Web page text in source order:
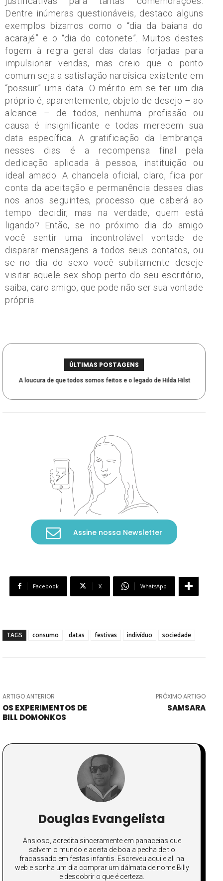
Dentre inúmeras questionáveis, destaco alguns
exemplos bizarros como o “dia da baiana do
acarajé” e o “dia do cotonete”. Muitos destes
fogem à regra geral das datas forjadas para
impulsionar vendas, mas creio que o ponto
comum seja a satisfação narcísica existente em
“possuir” uma data. O mérito em se ter um dia
próprio é, aparentemente, objeto de desejo – ao
alcance – de todos, nenhuma profissão ou
causa é insignificante e todas merecem sua
data específica. A gratificação da lembrança
nesses dias é a recompensa final pela
dedicação aplicada à pessoa, instituição ou
ideal amado. A chancela oficial, claro, fica por
conta da aceitação e permanência desses dias
nos anos seguintes, processo que caberá ao
tempo decidir, mas na verdade, quem está
ligando? Então, se no próximo dia do amigo
você sentir uma incontrolável vontade de
disparar mensagens a todos seus contatos, ou
se no dia do sexo você subitamente deseje
visitar aquele sex shop perto do seu escritório,
saiba, caro amigo, que pode não ser sua vontade
própria.
ÚLTIMAS POSTAGENS
A loucura de que todos somos feitos e o legado de Hilda Hilst
Assine nossa Newsletter
Facebook X WhatsApp
TAGS consumo datas festivas indivíduo sociedade
ARTIGO ANTERIOR
OS EXPERIMENTOS DE
BILL DOMONKOS
PRÓXIMO ARTIGO
SAMSARA
Douglas Evangelista
Ansioso, acredita sinceramente em panaceias que
salvem o mundo e aceita de boa a pecha de tio
fracassado em festas infantis. Escreveu aqui e ali na
web e sonha um dia comprar um dálmata de nome Billy
e descobrir o que é certeza.